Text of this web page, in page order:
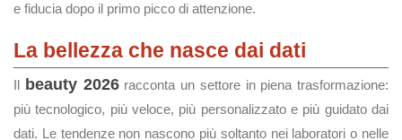
e fiducia dopo il primo picco di attenzione.
La bellezza che nasce dai dati
Il beauty 2026racconta un settore in piena trasformazione:
più tecnologico, più veloce, più personalizzato e più guidato dai
dati. Le tendenze non nascono più soltanto nei laboratori o nelle